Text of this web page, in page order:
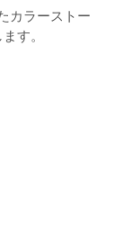
カラーストー
す。